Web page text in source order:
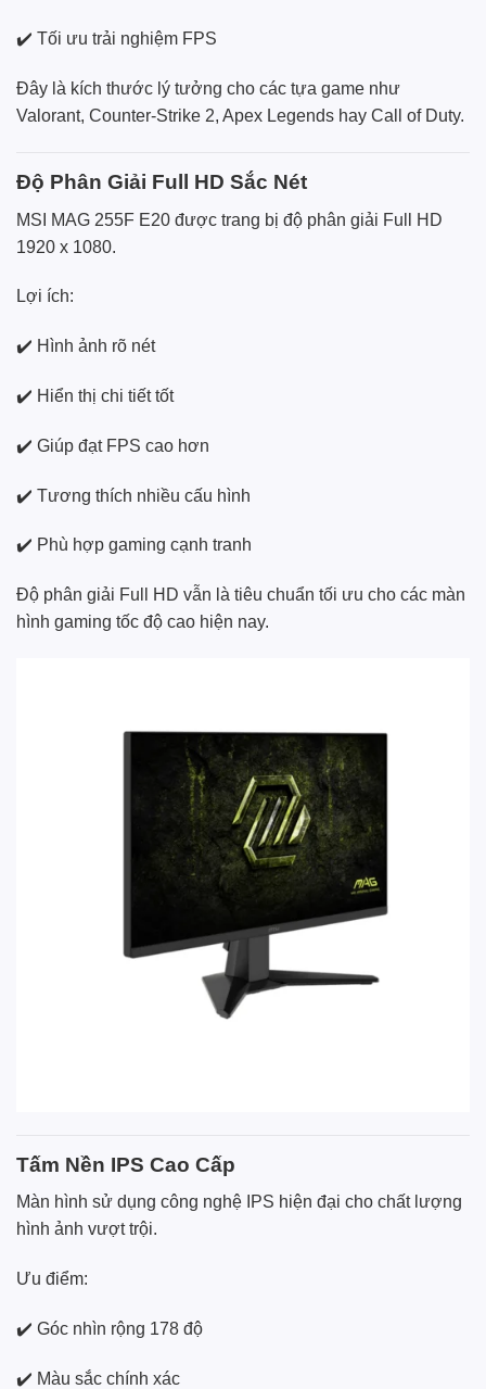
✔️ Tối ưu trải nghiệm FPS
Đây là kích thước lý tưởng cho các tựa game như
Valorant, Counter-Strike 2, Apex Legends hay Call of Duty.
Độ Phân Giải Full HD Sắc Nét
MSI MAG 255F E20 được trang bị độ phân giải Full HD
1920 x 1080.
Lợi ích:
✔️ Hình ảnh rõ nét
✔️ Hiển thị chi tiết tốt
✔️ Giúp đạt FPS cao hơn
✔️ Tương thích nhiều cấu hình
✔️ Phù hợp gaming cạnh tranh
Độ phân giải Full HD vẫn là tiêu chuẩn tối ưu cho các màn
hình gaming tốc độ cao hiện nay.
Tấm Nền IPS Cao Cấp
Màn hình sử dụng công nghệ IPS hiện đại cho chất lượng
hình ảnh vượt trội.
Ưu điểm:
✔️ Góc nhìn rộng 178 độ
✔️ Màu sắc chính xác